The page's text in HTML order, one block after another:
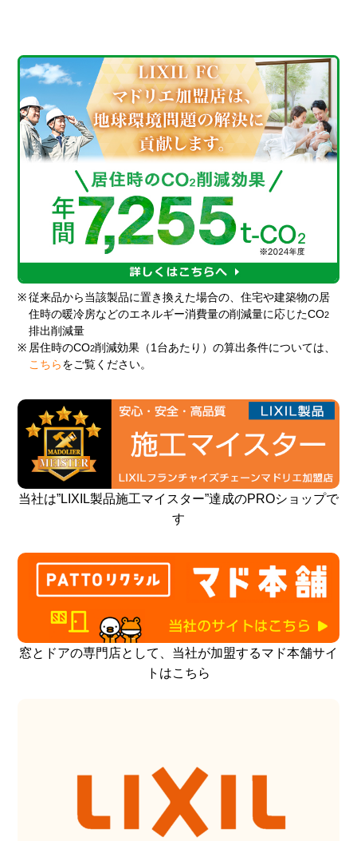
※ 従来品から当該製品に置き換えた場合の、住宅や建築物の居
住時の暖冷房などのエネルギー消費量の削減量に応じたCO2
排出削減量
※ 居住時のCO2削減効果（1台あたり）の算出条件については、
こちら をご覧ください。
当社は”LIXIL製品施工マイスター”達成のPROショップで
す
窓とドアの専門店として、当社が加盟するマド本舗サイ
トはこちら